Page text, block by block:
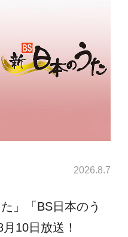
2026.8.7
」「BS日本のう
月10日放送！